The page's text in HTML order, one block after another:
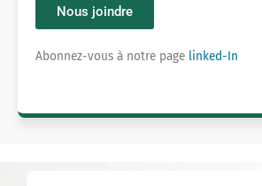
Nous joindre
Abonnez-vous à notre page linked-In